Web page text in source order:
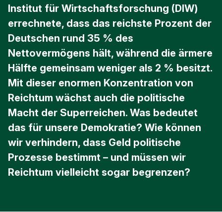
Institut für Wirtschaftsforschung (DIW)
errechnete, dass das reichste Prozent der
Deutschen rund 35 % des
Nettovermögens hält, während die ärmere
Hälfte gemeinsam weniger als 2 % besitzt.
Mit dieser enormen Konzentration von
Reichtum wächst auch die politische
Macht der Superreichen. Was bedeutet
das für unsere Demokratie? Wie können
wir verhindern, dass Geld politische
Prozesse bestimmt – und müssen wir
Reichtum vielleicht sogar begrenzen?